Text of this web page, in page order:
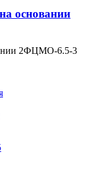
основании
2ФЦМО-6.5-3